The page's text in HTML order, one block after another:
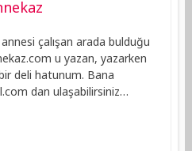
çalışan arada bulduğu
u yazan, yazarken
deli hatunum. Bana
dan ulaşabilirsiniz…